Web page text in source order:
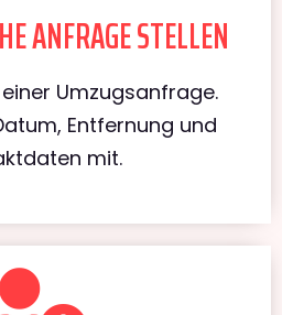
ANFRAGE STELLEN
Umzugsanfrage.
Entfernung und
mit.